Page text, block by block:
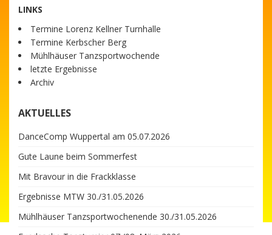
LINKS
Termine Lorenz Kellner Turnhalle
Termine Kerbscher Berg
Mühlhäuser Tanzsportwochende
letzte Ergebnisse
Archiv
AKTUELLES
DanceComp Wuppertal am 05.07.2026
Gute Laune beim Sommerfest
Mit Bravour in die Frackklasse
Ergebnisse MTW 30./31.05.2026
Mühlhäuser Tanzsportwochenende 30./31.05.2026